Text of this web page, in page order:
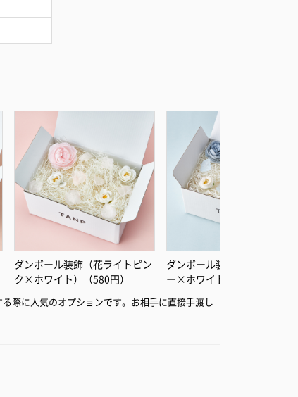
ダンボール装飾（花ライトピン
ク×ホワイト）（580円）
ダンボール装飾（花ライトブル
ー×ホワイト）（580円）
際に人気のオプションです。お相手に直接手渡し